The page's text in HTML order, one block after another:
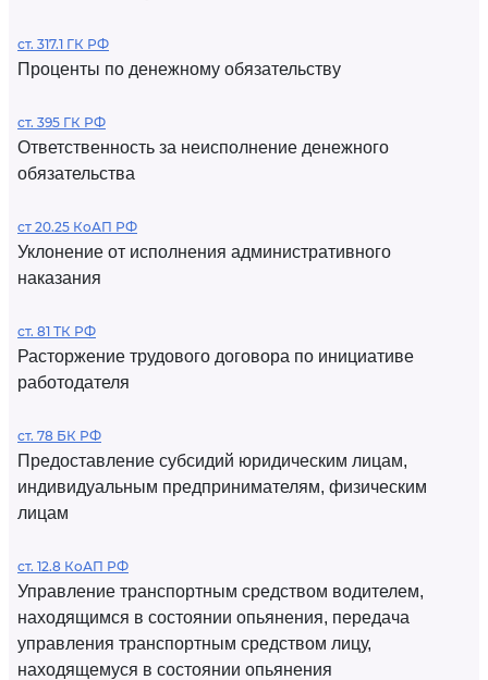
ст. 317.1 ГК РФ
Проценты по денежному обязательству
ст. 395 ГК РФ
Ответственность за неисполнение денежного
обязательства
ст 20.25 КоАП РФ
Уклонение от исполнения административного
наказания
ст. 81 ТК РФ
Расторжение трудового договора по инициативе
работодателя
ст. 78 БК РФ
Предоставление субсидий юридическим лицам,
индивидуальным предпринимателям, физическим
лицам
ст. 12.8 КоАП РФ
Управление транспортным средством водителем,
находящимся в состоянии опьянения, передача
управления транспортным средством лицу,
находящемуся в состоянии опьянения